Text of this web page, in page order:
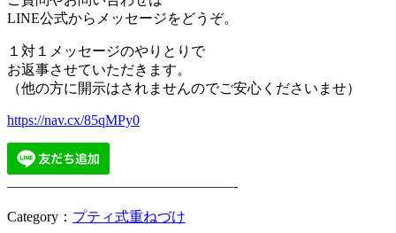
LINE公式からメッセージをどうぞ。
１対１メッセージのやりとりで
お返事させていただきます。
（他の方に開示はされませんのでご安心くださいませ）
https://nav.cx/85qMPy0
————————————————-
Category： プティ式重ねづけ